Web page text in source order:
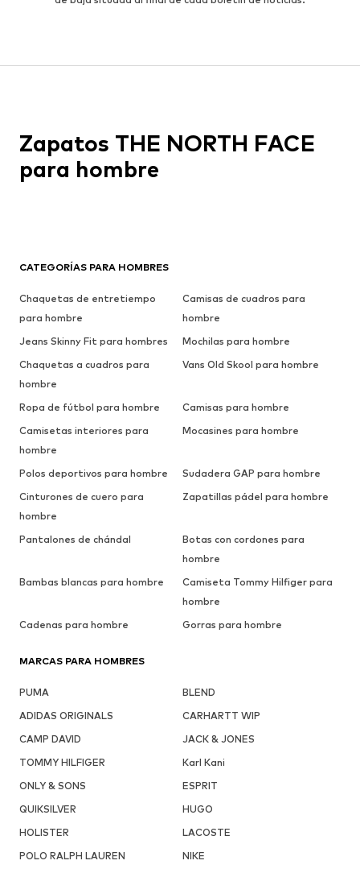
CATEGORÍAS PARA HOMBRES
Chaquetas de entretiempo
para hombre
Camisas de cuadros para
hombre
Jeans Skinny Fit para hombres
Mochilas para hombre
Chaquetas a cuadros para
hombre
Vans Old Skool para hombre
Ropa de fútbol para hombre
Camisas para hombre
Camisetas interiores para
hombre
Mocasines para hombre
Polos deportivos para hombre
Sudadera GAP para hombre
Cinturones de cuero para
hombre
Zapatillas pádel para hombre
Pantalones de chándal
Botas con cordones para
hombre
Bambas blancas para hombre
Camiseta Tommy Hilfiger para
hombre
Cadenas para hombre
Gorras para hombre
MARCAS PARA HOMBRES
PUMA
BLEND
ADIDAS ORIGINALS
CARHARTT WIP
CAMP DAVID
JACK & JONES
TOMMY HILFIGER
Karl Kani
ONLY & SONS
ESPRIT
QUIKSILVER
HUGO
HOLISTER
LACOSTE
POLO RALPH LAUREN
NIKE
Zapatos THE NORTH FACE
para hombre